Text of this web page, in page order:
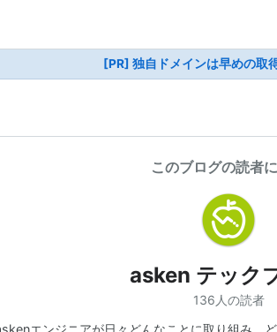
[PR] 独自ドメインは早めの取
このブログの読者
asken テック
136人の読者
エンジニアが日々どんなことに取り組み、